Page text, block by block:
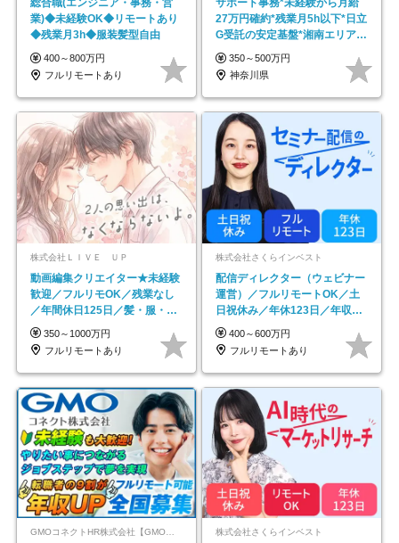
総合職(エンジニア・事務・営
業)◆未経験OK◆リモートあり
◆残業月3h◆服装髪型自由
400～800万円
フルリモートあり
サポート事務*未経験から月給
27万円確約*残業月5h以下*日立
G受託の安定基盤*湘南エリア勤
務
350～500万円
神奈川県
株式会社ＬＩＶＥ ＵＰ
動画編集クリエイター★未経験
歓迎／フルリモOK／残業なし
／年間休日125日／髪・服・ネ
イル自由／研修充実で安心
350～1000万円
フルリモートあり
株式会社さくらインベスト
配信ディレクター（ウェビナー
運営）／フルリモートOK／土
日祝休み／年休123日／年収
600万円可
400～600万円
フルリモートあり
GMOコネクトHR株式会社【GMOインターネットグループ】 株式会社さくらインベスト